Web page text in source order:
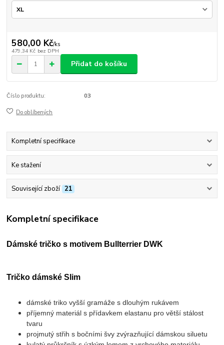
580,00 Kč/ks
479,34 Kč bez DPH
Přidat do košíku
Číslo produktu: 03
Do oblíbených
Kompletní specifikace
Ke stažení
Související zboží 21
Kompletní specifikace
Dámské tričko s motivem Bullterrier DWK
Tričko dámské Slim
dámské triko vyšší gramáže s dlouhým rukávem
příjemný materiál s přídavkem elastanu pro větší stálost
tvaru
projmutý střih s bočními švy zvýrazňující dámskou siluetu